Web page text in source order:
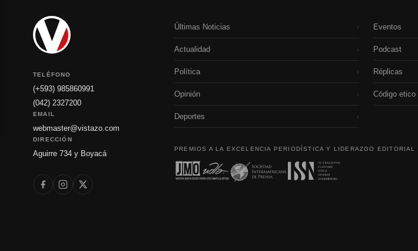
TELÉFONO
(+593) 985860991
(042) 2327200
EMAIL
webmaster@vistazo.com
DIRECCIÓN
Aguirre 734 y Boyacá
Últimas Noticias ›
Actualidad ›
Política ›
Opinión ›
Deportes ›
Eventos
Podcast
Réplicas
Código etico
PREMIOS A LA EXCELENCIA PERIODÍSTICA Y LIDERAZGO EDITORIAL